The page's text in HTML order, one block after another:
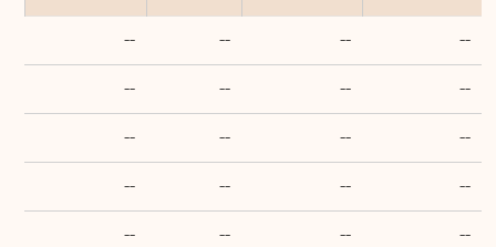
--
--
--
--
--
--
--
--
--
--
--
--
--
--
--
--
--
--
--
--